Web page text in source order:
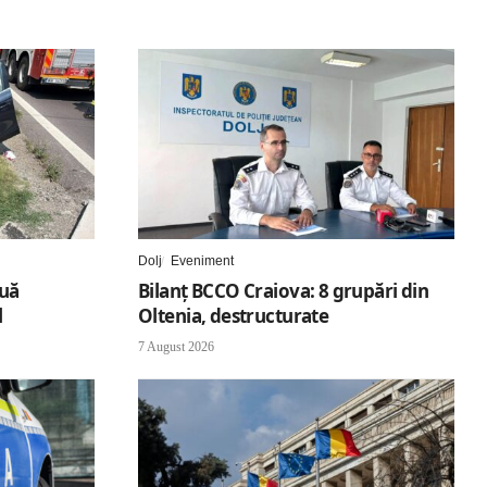
Dolj Eveniment
Bilanț BCCO Craiova: 8 grupări din
Oltenia, destructurate
7 August 2026